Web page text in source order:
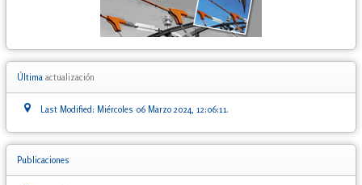
Última actualización
Last Modified: Miércoles 06 Marzo 2024, 12:06:11.
Publicaciones